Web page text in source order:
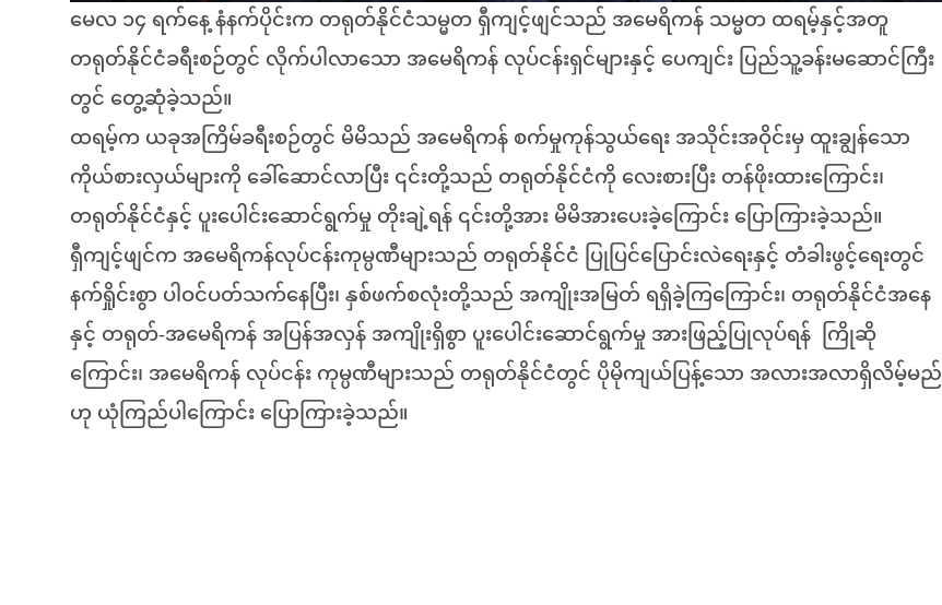
မေလ ၁၄ ရက်နေ့ နံနက်ပိုင်းက တရုတ်နိုင်ငံသမ္မတ ရှီကျင့်ဖျင်သည် အမေရိကန် သမ္မတ ထရမ့်နှင့်အတူ
တရုတ်နိုင်ငံခရီးစဉ်တွင် လိုက်ပါလာသော အမေရိကန် လုပ်ငန်းရှင်များနှင့် ပေကျင်း ပြည်သူ့ခန်းမဆောင်ကြီး
တွင် တွေ့ဆုံခဲ့သည်။
ထရမ့်က ယခုအကြိမ်ခရီးစဉ်တွင် မိမိသည် အမေရိကန် စက်မှုကုန်သွယ်ရေး အသိုင်းအဝိုင်းမှ ထူးချွန်သော
ကိုယ်စားလှယ်များကို ခေါ်ဆောင်လာပြီး ၎င်းတို့သည် တရုတ်နိုင်ငံကို လေးစားပြီး တန်ဖိုးထားကြောင်း၊
တရုတ်နိုင်ငံနှင့် ပူးပေါင်းဆောင်ရွက်မှု တိုးချဲ့ရန် ၎င်းတို့အား မိမိအားပေးခဲ့ကြောင်း ပြောကြားခဲ့သည်။
ရှီကျင့်ဖျင်က အမေရိကန်လုပ်ငန်းကုမ္ပဏီများသည် တရုတ်နိုင်ငံ ပြုပြင်ပြောင်းလဲရေးနှင့် တံခါးဖွင့်ရေးတွင်
နက်ရှိုင်းစွာ ပါဝင်ပတ်သက်နေပြီး၊ နှစ်ဖက်စလုံးတို့သည် အကျိုးအမြတ် ရရှိခဲ့ကြကြောင်း၊ တရုတ်နိုင်ငံအနေ
နှင့် တရုတ်-အမေရိကန် အပြန်အလှန် အကျိုးရှိစွာ ပူးပေါင်းဆောင်ရွက်မှု အားဖြည့်ပြုလုပ်ရန် ကြိုဆို
ကြောင်း၊ အမေရိကန် လုပ်ငန်း ကုမ္ပဏီများသည် တရုတ်နိုင်ငံတွင် ပိုမိုကျယ်ပြန့်သော အလားအလာရှိလိမ့်မည်
ဟု ယုံကြည်ပါကြောင်း ပြောကြားခဲ့သည်။